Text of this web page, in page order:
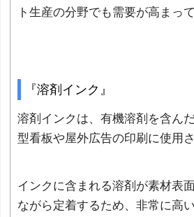
ト生産の分野でも需要が高まっ
『溶剤インク』
溶剤インクは、有機溶剤を含ん
型看板や屋外広告の印刷に使用
インクに含まれる溶剤が素材表
ながら定着するため、非常に高